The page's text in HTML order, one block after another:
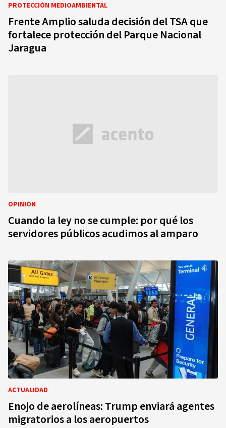
PROTECCIÓN MEDIOAMBIENTAL
Frente Amplio saluda decisión del TSA que
fortalece protección del Parque Nacional
Jaragua
OPINIÓN
Cuando la ley no se cumple: por qué los
servidores públicos acudimos al amparo
ACTUALIDAD
Enojo de aerolíneas: Trump enviará agentes
migratorios a los aeropuertos